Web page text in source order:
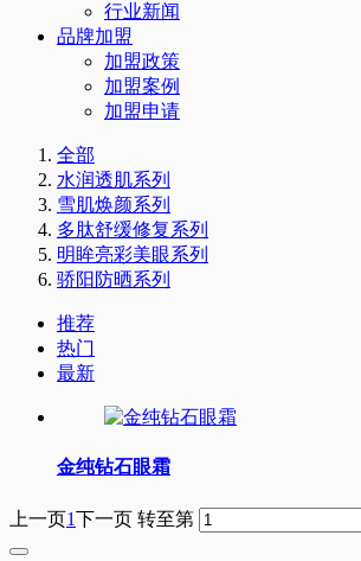
行业新闻
品牌加盟
加盟政策
加盟案例
加盟申请
全部
水润透肌系列
雪肌焕颜系列
多肽舒缓修复系列
明眸亮彩美眼系列
骄阳防晒系列
推荐
热门
最新
金纯钻石眼霜
上一页1下一页 转至第